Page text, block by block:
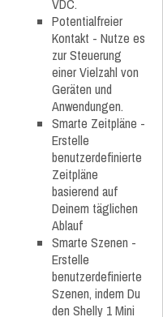
VDC.
Potentialfreier
Kontakt - Nutze es
zur Steuerung
einer Vielzahl von
Geräten und
Anwendungen.
Smarte Zeitpläne -
Erstelle
benutzerdefinierte
Zeitpläne
basierend auf
Deinem täglichen
Ablauf
Smarte Szenen -
Erstelle
benutzerdefinierte
Szenen, indem Du
den Shelly 1 Mini